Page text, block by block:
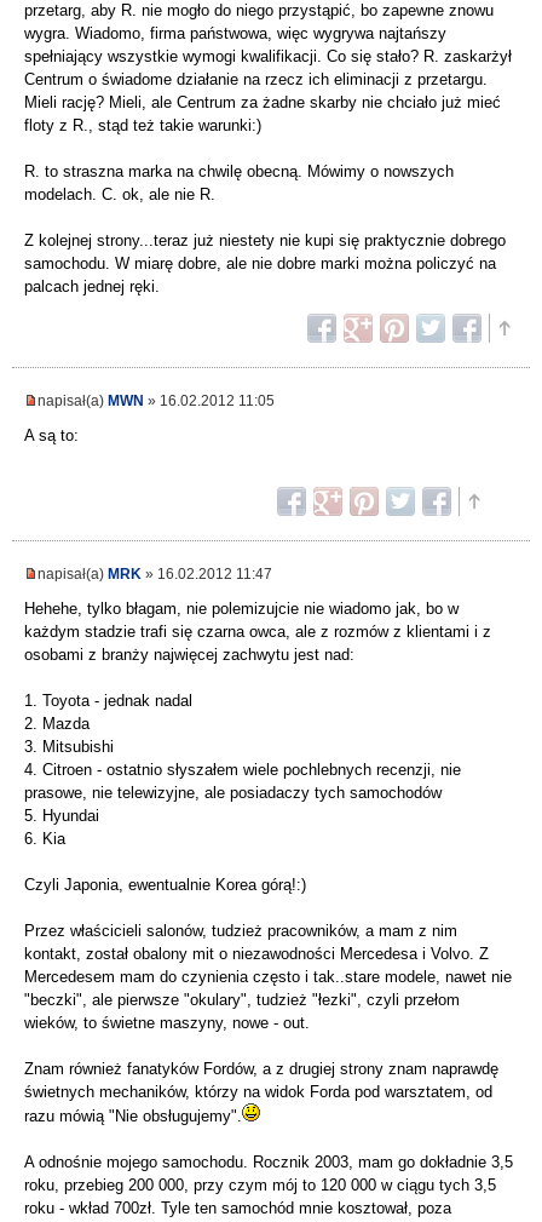
przetarg, aby R. nie mogło do niego przystąpić, bo zapewne znowu
wygra. Wiadomo, firma państwowa, więc wygrywa najtańszy
spełniający wszystkie wymogi kwalifikacji. Co się stało? R. zaskarżył
Centrum o świadome działanie na rzecz ich eliminacji z przetargu.
Mieli rację? Mieli, ale Centrum za żadne skarby nie chciało już mieć
floty z R., stąd też takie warunki:)
R. to straszna marka na chwilę obecną. Mówimy o nowszych
modelach. C. ok, ale nie R.
Z kolejnej strony...teraz już niestety nie kupi się praktycznie dobrego
samochodu. W miarę dobre, ale nie dobre marki można policzyć na
palcach jednej ręki.
napisał(a) MWN » 16.02.2012 11:05
A są to:
napisał(a) MRK » 16.02.2012 11:47
Hehehe, tylko błagam, nie polemizujcie nie wiadomo jak, bo w
każdym stadzie trafi się czarna owca, ale z rozmów z klientami i z
osobami z branży najwięcej zachwytu jest nad:
1. Toyota - jednak nadal
2. Mazda
3. Mitsubishi
4. Citroen - ostatnio słyszałem wiele pochlebnych recenzji, nie
prasowe, nie telewizyjne, ale posiadaczy tych samochodów
5. Hyundai
6. Kia
Czyli Japonia, ewentualnie Korea górą!:)
Przez właścicieli salonów, tudzież pracowników, a mam z nim
kontakt, został obalony mit o niezawodności Mercedesa i Volvo. Z
Mercedesem mam do czynienia często i tak..stare modele, nawet nie
"beczki", ale pierwsze "okulary", tudzież "łezki", czyli przełom
wieków, to świetne maszyny, nowe - out.
Znam również fanatyków Fordów, a z drugiej strony znam naprawdę
świetnych mechaników, którzy na widok Forda pod warsztatem, od
razu mówią "Nie obsługujemy".
A odnośnie mojego samochodu. Rocznik 2003, mam go dokładnie 3,5
roku, przebieg 200 000, przy czym mój to 120 000 w ciągu tych 3,5
roku - wkład 700zł. Tyle ten samochód mnie kosztował, poza